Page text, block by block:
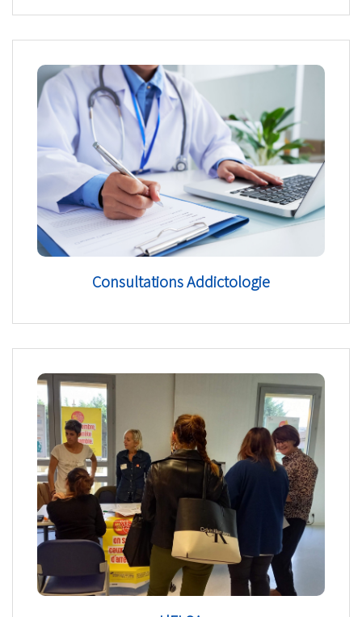
Consultations Addictologie